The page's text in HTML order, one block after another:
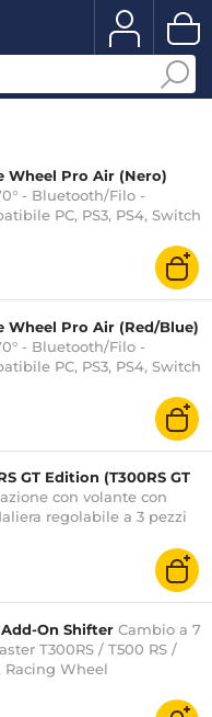
Wheel Pro Air (Nero)
- Bluetooth/Filo -
PC, PS3, PS4, Switch
Wheel Pro Air (Red/Blue)
- Bluetooth/Filo -
PC, PS3, PS4, Switch
GT Edition (T300RS GT
con volante con
regolabile a 3 pezzi
Turismo (compatibile
On Shifter Cambio a 7
T300RS / T500 RS /
Racing Wheel